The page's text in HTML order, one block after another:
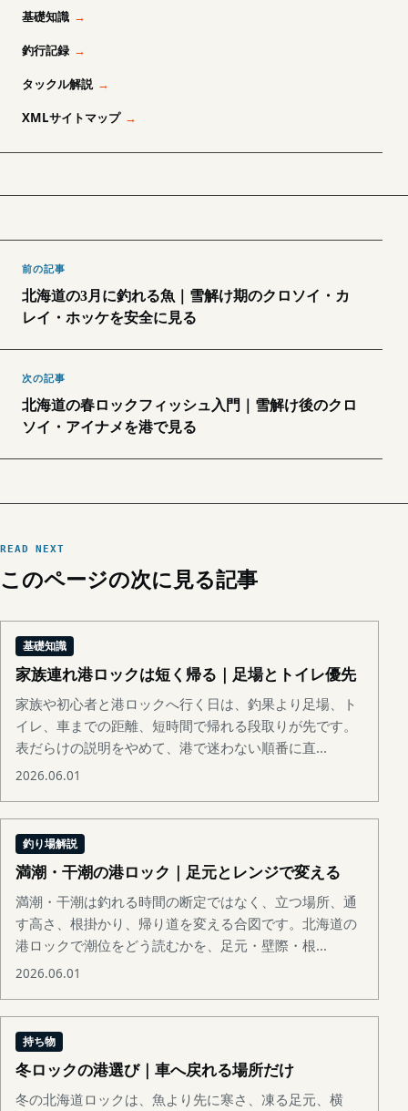
基礎知識
釣行記録
タックル解説
XMLサイトマップ
前の記事
北海道の3月に釣れる魚｜雪解け期のクロソイ・カ
レイ・ホッケを安全に見る
次の記事
北海道の春ロックフィッシュ入門｜雪解け後のクロ
ソイ・アイナメを港で見る
READ NEXT
このページの次に見る記事
基礎知識
家族連れ港ロックは短く帰る｜足場とトイレ優先
家族や初心者と港ロックへ行く日は、釣果より足場、ト
イレ、車までの距離、短時間で帰れる段取りが先です。
表だらけの説明をやめて、港で迷わない順番に直...
2026.06.01
釣り場解説
満潮・干潮の港ロック｜足元とレンジで変える
満潮・干潮は釣れる時間の断定ではなく、立つ場所、通
す高さ、根掛かり、帰り道を変える合図です。北海道の
港ロックで潮位をどう読むかを、足元・壁際・根...
2026.06.01
持ち物
冬ロックの港選び｜車へ戻れる場所だけ
冬の北海道ロックは、魚より先に寒さ、凍る足元、横